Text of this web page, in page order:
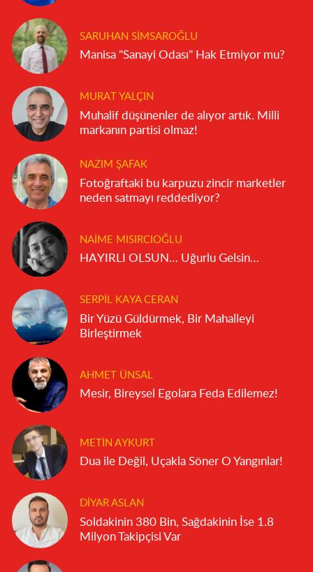
SARUHAN SIMSAROĞLU
Manisa "Sanayi Odası" Hak Etmiyor mu?
MURAT YALÇIN
Muhalif düşünenler de alıyor artık. Milli
markanın partisi olmaz!
NAZIM ŞAFAK
Fotoğraftaki bu karpuzu zincir marketler
neden satmayı reddediyor?
NAIME MISIRCIOĞLU
HAYIRLI OLSUN… Uğurlu Gelsin…
SERPIL KAYA CERAN
Bir Yüzü Güldürmek, Bir Mahalleyi
Birleştirmek
AHMET ÜNSAL
Mesir, Bireysel Egolara Feda Edilemez!
METIN AYKURT
Dua ile Değil, Uçakla Söner O Yangınlar!
DIYAR ASLAN
Soldakinin 380 Bin, Sağdakinin İse 1.8
Milyon Takipçisi Var